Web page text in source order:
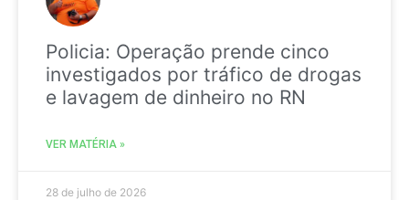
Policia: Operação prende cinco
investigados por tráfico de drogas
e lavagem de dinheiro no RN
VER MATÉRIA »
28 de julho de 2026